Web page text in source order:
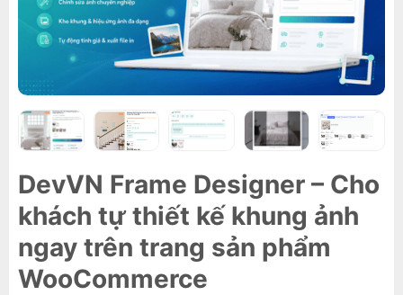
DevVN Frame Designer – Cho
khách tự thiết kế khung ảnh
ngay trên trang sản phẩm
WooCommerce